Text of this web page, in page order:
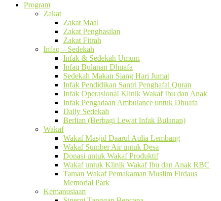
Program
Zakat
Zakat Maal
Zakat Penghasilan
Zakat Fitrah
Infaq – Sedekah
Infak & Sedekah Umum
Infaq Bulanan Dhuafa
Sedekah Makan Siang Hari Jumat
Infak Pendidikan Santri Penghafal Quran
Infak Operasional Klinik Wakaf Ibu dan Anak
Infak Pengadaan Ambulance untuk Dhuafa
Daily Sedekah
Berlian (Berbagi Lewat Infak Bulanan)
Wakaf
Wakaf Masjid Daarul Aulia Lembang
Wakaf Sumber Air untuk Desa
Donasi untuk Wakaf Produktif
Wakaf untuk Klinik Wakaf Ibu dan Anak RBC
Taman Wakaf Pemakaman Muslim Firdaus
Memorial Park
Kemanusiaan